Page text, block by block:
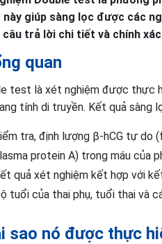
giúp sàng lọc được các
trả lời chi tiết và chính
quan
test là xét nghiệm được thực
tính di truyền. Kết quả sàng
tra, định lượng β-hCG tự do
protein A) trong máu của
quả xét nghiệm kết hợp với
tuổi của thai phụ, tuổi thai và
sao nó được thực